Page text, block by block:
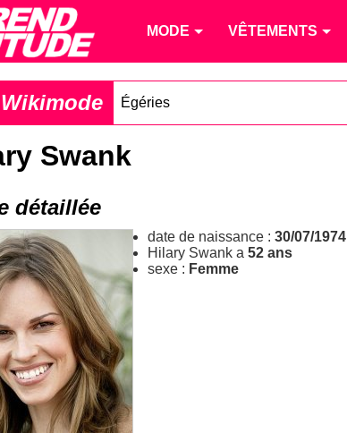
MODE VÊTEMENTS
Wikimode Égéries
Swank
détaillée
date de naissance : 30/07/1974
Hilary Swank a 52 ans
sexe : Femme